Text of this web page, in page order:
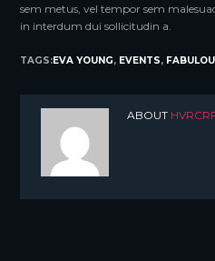
sem metus, vel tempor sem
in interdum dui sollicitudin a.
TAGS:EVA YOUNG, EVENTS,
ABOUT